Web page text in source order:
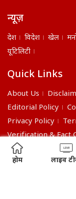
न्यूज़
देश विदेश खेल
यूटिलिटी
Quick Links
About Us
Editorial Policy
Privacy Policy
Verification & Fact
©2026 India Daily.
होम लाइव